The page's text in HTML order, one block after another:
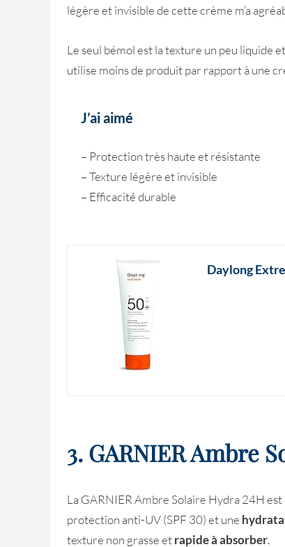
légère et invisible de cette crème m’a
Le seul bémol est la texture un peu liquide
utilise moins de produit par rapport à une
J’ai aimé
– Protection très haute et résistante
– Texture légère et invisible
– Efficacité durable
Daylong
3. GARNIER Ambre
La GARNIER Ambre Solaire Hydra 24H
protection anti-UV (SPF 30) et une
texture non grasse etrapide à absorber.